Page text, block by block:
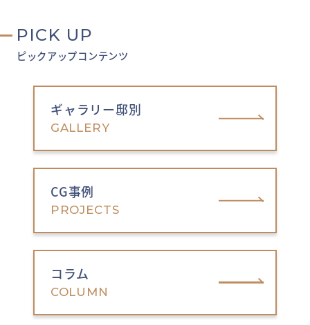
PICK UP
ピックアップコンテンツ
ギャラリー邸別
GALLERY
CG事例
PROJECTS
コラム
COLUMN